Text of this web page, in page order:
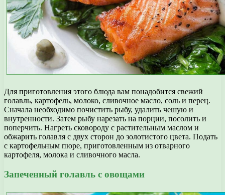
Для приготовления этого блюда вам понадобится свежий
голавль, картофель, молоко, сливочное масло, соль и перец.
Сначала необходимо почистить рыбу, удалить чешую и
внутренности. Затем рыбу нарезать на порции, посолить и
поперчить. Нагреть сковороду с растительным маслом и
обжарить голавля с двух сторон до золотистого цвета. Подать
с картофельным пюре, приготовленным из отварного
картофеля, молока и сливочного масла.
Запеченный голавль с овощами